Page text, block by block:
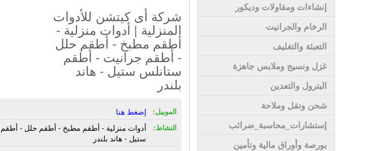
إنشاءات ومقاولات وديكور
الرخام والجرانيت
التعبئة والتغليف
غزل ونسيج وملابس جاهزة
البترول والتعدين
شحن ونقل وملاحة
إستشارات_محاسبة_ضرائب
بورصة وأوراق مالية وتأمين
شركة أى كيتشن للأدوات
المنزلية | أدوات منزلية -
أطقم مطبخ - أطقم حلل
- أطقم جرانيت - أطقم
ستانلس ستيل - هاند
بلندر
الموبيل: إضغط هنا
النشاط:
أدوات منزلية - أطقم مطبخ - أطقم حلل -
ستيل - هاند بلندر